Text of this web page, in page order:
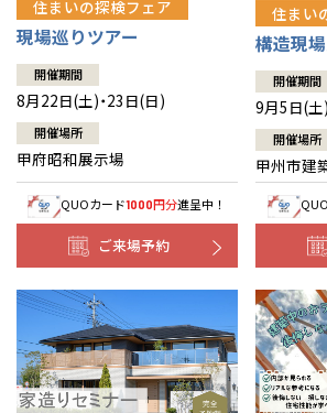
住まいの探検フェア
現場巡りツアー
開催期間
8月22日(土)・23日(日)
開催場所
甲府昭和展示場
QUOカード1000円分進呈中！
ご来場予約
住まい
構造現
開催期間
9月5日(土
開催場所
甲州市建